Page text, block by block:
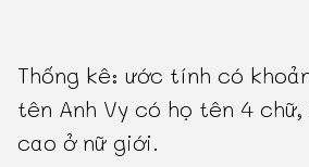
Thống kê: ước tính có
tên Anh Vy có họ tên 4
cao ở nữ giới.